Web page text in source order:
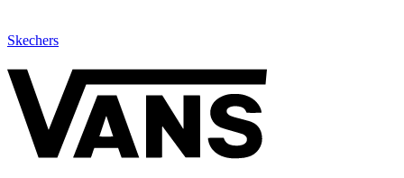
Skechers